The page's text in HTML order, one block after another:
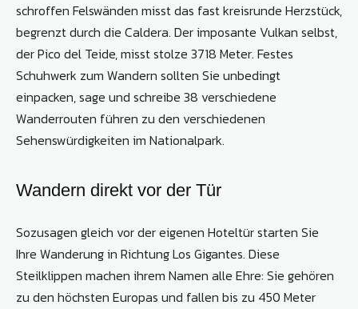
schroffen Felswänden misst das fast kreisrunde Herzstück,
begrenzt durch die Caldera. Der imposante Vulkan selbst,
der Pico del Teide, misst stolze 3718 Meter. Festes
Schuhwerk zum Wandern sollten Sie unbedingt
einpacken, sage und schreibe 38 verschiedene
Wanderrouten führen zu den verschiedenen
Sehenswürdigkeiten im Nationalpark.
Wandern direkt vor der Tür
Sozusagen gleich vor der eigenen Hoteltür starten Sie
Ihre Wanderung in Richtung Los Gigantes. Diese
Steilklippen machen ihrem Namen alle Ehre: Sie gehören
zu den höchsten Europas und fallen bis zu 450 Meter